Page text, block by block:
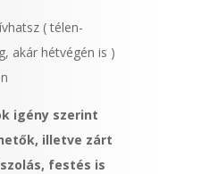
( télen-
akár hétvégén is )
igény szerint
illetve zárt
festés is